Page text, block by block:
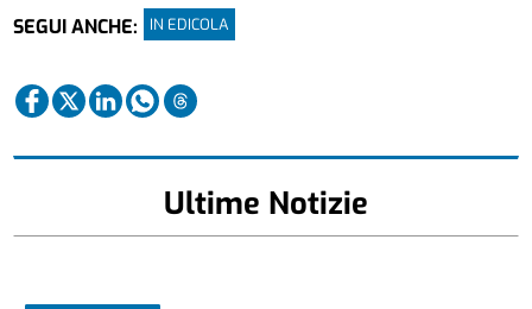
SEGUI ANCHE: IN EDICOLA
Ultime Notizie